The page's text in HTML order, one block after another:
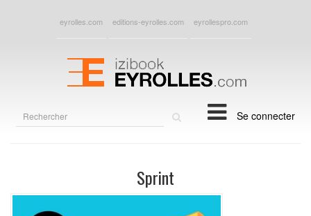
eyrolles.com editions-eyrolles.com eyrollespro.com
Se connecter
Sprint